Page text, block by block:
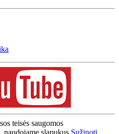
teisės saugomos
slapukus. Sužinoti